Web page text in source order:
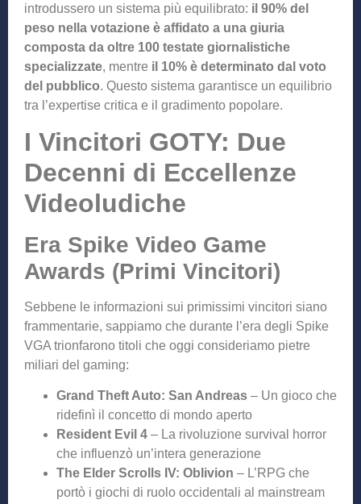
introdussero un sistema più equilibrato: il 90% del
peso nella votazione è affidato a una giuria
composta da oltre 100 testate giornalistiche
specializzate, mentre il 10% è determinato dal voto
del pubblico. Questo sistema garantisce un equilibrio
tra l’expertise critica e il gradimento popolare.
I Vincitori GOTY: Due
Decenni di Eccellenze
Videoludiche
Era Spike Video Game
Awards (Primi Vincitori)
Sebbene le informazioni sui primissimi vincitori siano
frammentarie, sappiamo che durante l’era degli Spike
VGA trionfarono titoli che oggi consideriamo pietre
miliari del gaming:
Grand Theft Auto: San Andreas – Un gioco che
ridefinì il concetto di mondo aperto
Resident Evil 4 – La rivoluzione survival horror
che influenzò un’intera generazione
The Elder Scrolls IV: Oblivion – L’RPG che
portò i giochi di ruolo occidentali al mainstream